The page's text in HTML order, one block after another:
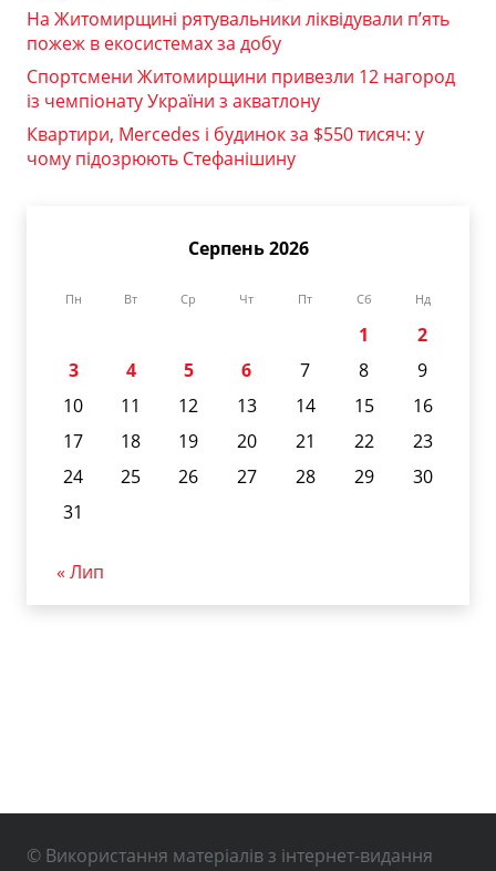
На Житомирщині рятувальники ліквідували п’ять
пожеж в екосистемах за добу
Спортсмени Житомирщини привезли 12 нагород
із чемпіонату України з акватлону
Квартири, Mercedes і будинок за $550 тисяч: у
чому підозрюють Стефанішину
Серпень 2026
Пн Вт Ср Чт Пт Сб Нд
1
2
3
4 5 6 7 8
9
10
11 12 13 14 15
16
17
18 19 20 21 22
23
24
25 26 27 28 29
30
31
« Лип
© Використання матеріалів з інтернет-видання